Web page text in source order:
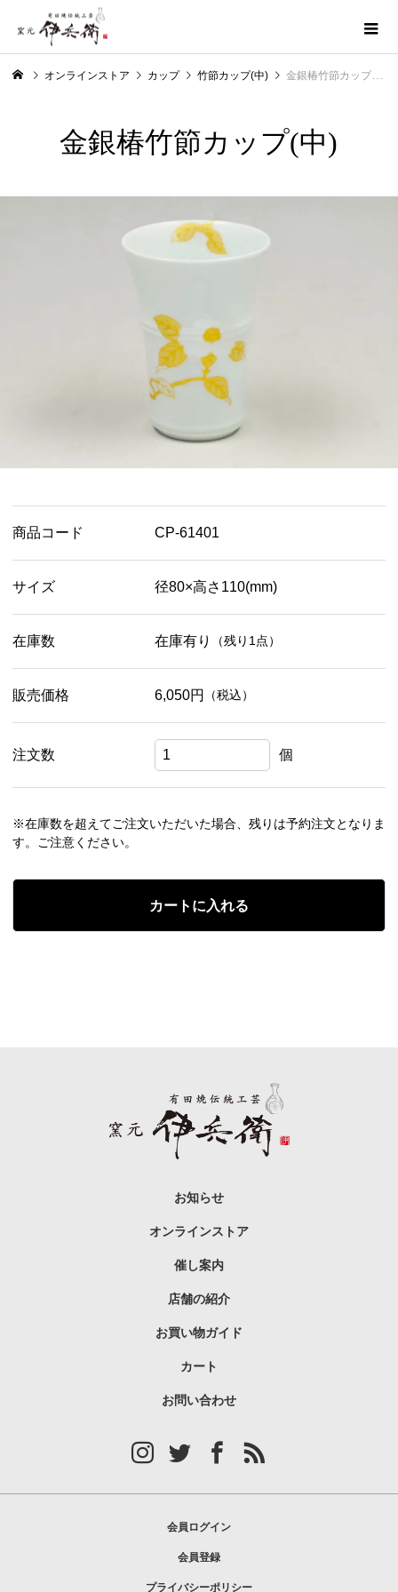
オンラインストア カップ 竹節カップ(中) 金銀椿竹節カップ(中)
金銀椿竹節カップ(中)
商品コード CP-61401
サイズ 径80×高さ110(mm)
在庫数 在庫有り （残り1点）
販売価格 6,050円 （税込）
注文数 個
※在庫数を超えてご注文いただいた場合、残りは予約注文となりま
す。ご注意ください。
お知らせ
オンラインストア
催し案内
店舗の紹介
お買い物ガイド
カート
お問い合わせ
会員ログイン
会員登録
プライバシーポリシー